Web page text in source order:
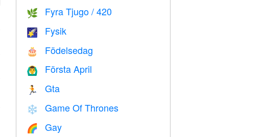
🌿 Fyra Tjugo / 420
🌠 Fysik
🎂 Födelsedag
🙆‍♂️ Första April
🏃 Gta
❄️ Game Of Thrones
🌈 Gay